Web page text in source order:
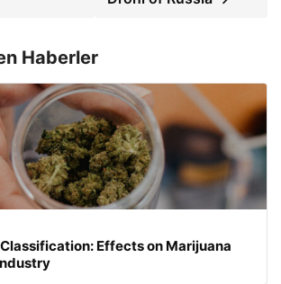
Haberler
Effects on Marijuana